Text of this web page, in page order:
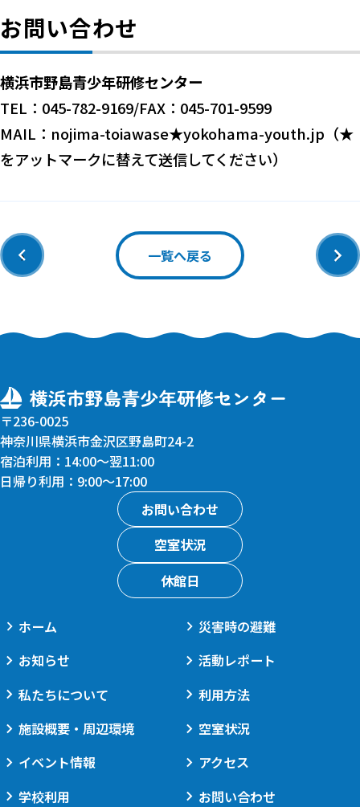
お問い合わせ
横浜市野島青少年研修センター
TEL：045-782-9169/FAX：045-701-9599
MAIL：nojima-toiawase★yokohama-youth.jp（★
をアットマークに替えて送信してください）
‹ 一覧へ戻る ›
〒236-0025
神奈川県横浜市金沢区野島町24-2
宿泊利用：14:00〜翌11:00
日帰り利用：9:00〜17:00
お問い合わせ
空室状況
休館日
ホーム
お知らせ
私たちについて
施設概要・周辺環境
イベント情報
学校利用
災害時の避難
活動レポート
利用方法
空室状況
アクセス
お問い合わせ